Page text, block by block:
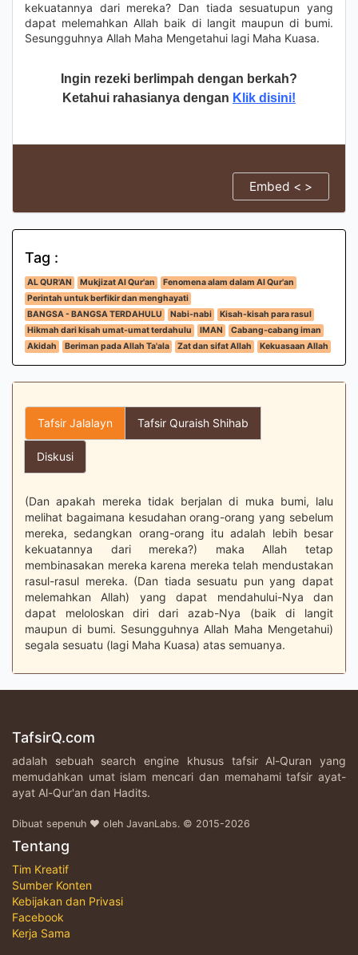
kekuatannya dari mereka? Dan tiada sesuatupun yang
dapat melemahkan Allah baik di langit maupun di bumi.
Sesungguhnya Allah Maha Mengetahui lagi Maha Kuasa.
Ingin rezeki berlimpah dengan berkah?
Ketahui rahasianya dengan Klik disini!
Embed < >
Tag :
AL QUR'AN Mukjizat Al Qur'an
Fenomena alam dalam Al Qur'an
Perintah untuk berfikir dan menghayati
BANGSA - BANGSA TERDAHULU
Nabi-nabi
Kisah-kisah para rasul
Hikmah dari kisah umat-umat terdahulu
IMAN
Cabang-cabang iman
Akidah
Beriman pada Allah Ta'ala Zat dan sifat Allah Kekuasaan Allah
Tafsir Jalalayn Tafsir Quraish Shihab
Diskusi
(Dan apakah mereka tidak berjalan di muka bumi, lalu
melihat bagaimana kesudahan orang-orang yang sebelum
mereka, sedangkan orang-orang itu adalah lebih besar
kekuatannya dari mereka?) maka Allah tetap
membinasakan mereka karena mereka telah mendustakan
rasul-rasul mereka. (Dan tiada sesuatu pun yang dapat
melemahkan Allah) yang dapat mendahului-Nya dan
dapat meloloskan diri dari azab-Nya (baik di langit
maupun di bumi. Sesungguhnya Allah Maha Mengetahui)
segala sesuatu (lagi Maha Kuasa) atas semuanya.
TafsirQ.com
adalah sebuah search engine khusus tafsir Al-Quran yang
memudahkan umat islam mencari dan memahami tafsir ayat-
ayat Al-Qur'an dan Hadits.
Dibuat sepenuh ♥ oleh JavanLabs. © 2015-2026
Tentang
Tim Kreatif
Sumber Konten
Kebijakan dan Privasi
Facebook
Kerja Sama